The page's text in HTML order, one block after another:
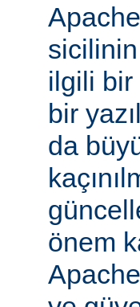
ilgili bir
bir
da
önem